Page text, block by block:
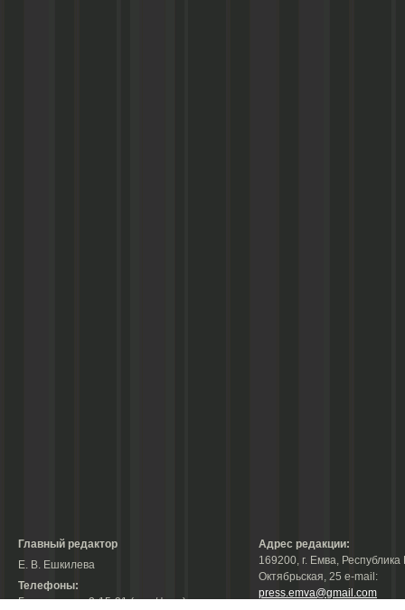
Главный редактор
Е. В. Ешкилева
Телефоны:
Гл. редактор: 2-15-31 (тел./факс);
Адрес редакции:
169200, г. Емва, Республика
Октябрьская, 25 е-mail:
press.emva@gmail.com